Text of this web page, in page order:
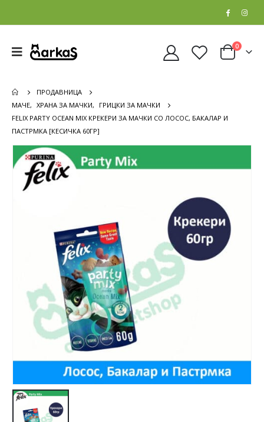
0
ПРОДАВНИЦА
МАЧЕ, ХРАНА ЗА МАЧКИ,
ГРИЦКИ ЗА МАЧКИ
FELIX PARTY OCEAN MIX КРЕКЕРИ ЗА МАЧКИ СО ЛОСОС, БАКАЛАР И
ПАСТРМКА [КЕСИЧКА 60ГР]